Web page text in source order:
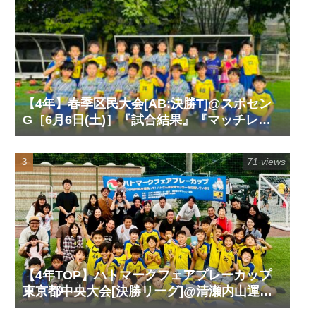
【4年】春季区民大会[AB:決勝T]@スポセン
G［6月6日(土)］『試合結果』『マッチレポ
ート』『試合動画』
【4年TOP】ハトマークフェアプレーカップ
東京都中央大会[決勝リーグ]@清瀬内山運動
公園サッカー場G［6月14日(日)］『試合結
71 views